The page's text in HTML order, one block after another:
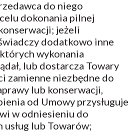
do niego
dokonania pilnej
jeżeli
dodatkowo inne
wykonania
lub dostarcza Towary
zamienne niezbędne do
lub konserwacji,
od Umowy przysługuje
w odniesieniu do
lub Towarów;